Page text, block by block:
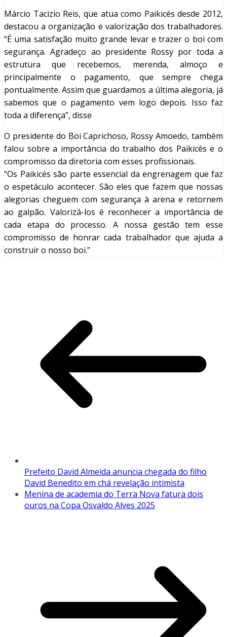
Márcio Tacizio Reis, que atua como Paikicés desde 2012,
destacou a organização e valorização dos trabalhadores.
“É uma satisfação muito grande levar e trazer o boi com
segurança. Agradeço ao presidente Rossy por toda a
estrutura que recebemos, merenda, almoço e
principalmente o pagamento, que sempre chega
pontualmente. Assim que guardamos a última alegoria, já
sabemos que o pagamento vem logo depois. Isso faz
toda a diferença”, disse
O presidente do Boi Caprichoso, Rossy Amoedo, também
falou sobre a importância do trabalho dos Paikicés e o
compromisso da diretoria com esses profissionais.
“Os Paikicés são parte essencial da engrenagem que faz
o espetáculo acontecer. São eles que fazem que nossas
alegorias cheguem com segurança à arena e retornem
ao galpão. Valorizá-los é reconhecer a importância de
cada etapa do processo. A nossa gestão tem esse
compromisso de honrar cada trabalhador que ajuda a
construir o nosso boi.”
Prefeito David Almeida anuncia chegada do filho
David Benedito em chá revelação intimista
Menina de academia do Terra Nova fatura dois
ouros na Copa Osvaldo Alves 2025